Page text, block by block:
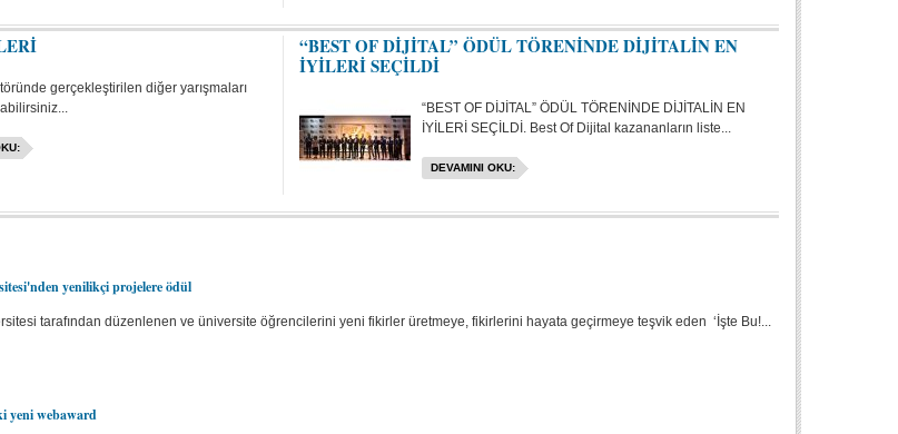
gerçekleştirilen diğer yarışmaları
“BEST OF DİJİTAL” ÖDÜL TÖRENİNDE DİJİTALİN EN
İYİLERİ SEÇİLDİ
“BEST OF DİJİTAL” ÖDÜL TÖRENİNDE DİJİTALİN EN
İYİLERİ SEÇİLDİ. Best Of Dijital kazananların liste...
DEVAMINI OKU:
yenilikçi projelere ödül
tarafından düzenlenen ve üniversite öğrencilerini yeni fikirler üretmeye, fikirlerini hayata geçirmeye teşvik eden ‘İşte Bu!...
yeni webaward